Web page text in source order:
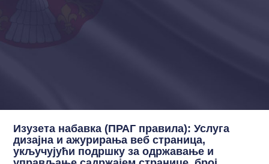
Изузета набавка (ПРАГ правила): Услуга
дизајна и ажурирања веб страница,
укључујући подршку за одржавање и